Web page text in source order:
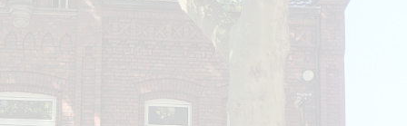
Freizeitregion